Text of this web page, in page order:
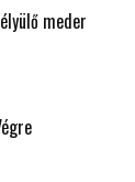
meder